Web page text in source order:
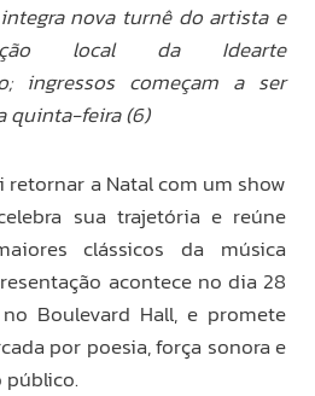
nova turnê do artista e
local da Idearte
ingressos começam a ser
quinta-feira (6)
retornar a Natal com um show
sua trajetória e reúne
clássicos da música
acontece no dia 28
Boulevard Hall, e promete
por poesia, força sonora e
público.